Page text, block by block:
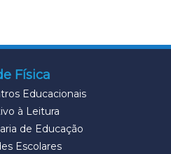
Física
Educacionais
à Leitura
de Educação
Escolares